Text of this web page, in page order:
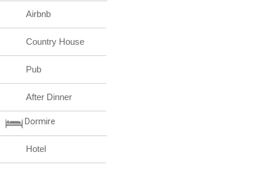
Airbnb
Country House
Pub
After Dinner
Dormire
Hotel